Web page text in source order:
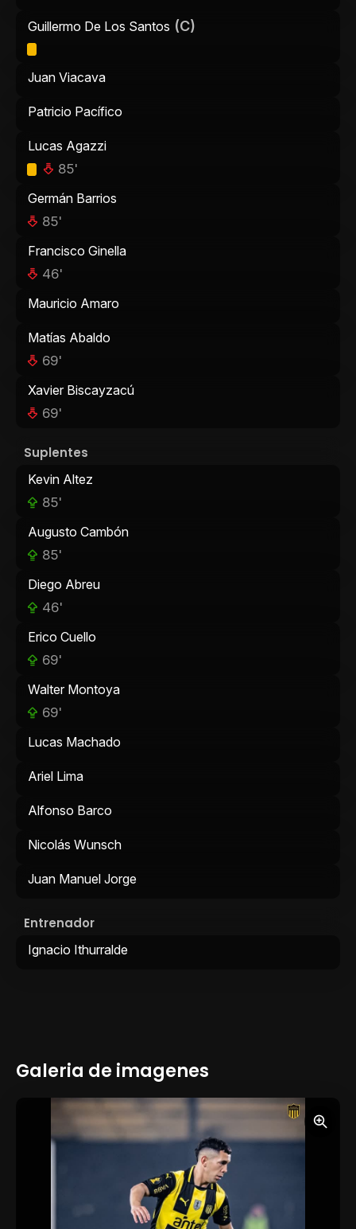
Guillermo De Los Santos (C)
Juan Viacava
Patricio Pacífico
Lucas Agazzi
85'
Germán Barrios
85'
Francisco Ginella
46'
Mauricio Amaro
Matías Abaldo
69'
Xavier Biscayzacú
69'
Suplentes
Kevin Altez
85'
Augusto Cambón
85'
Diego Abreu
46'
Erico Cuello
69'
Walter Montoya
69'
Lucas Machado
Ariel Lima
Alfonso Barco
Nicolás Wunsch
Juan Manuel Jorge
Entrenador
Ignacio Ithurralde
Galeria de imagenes